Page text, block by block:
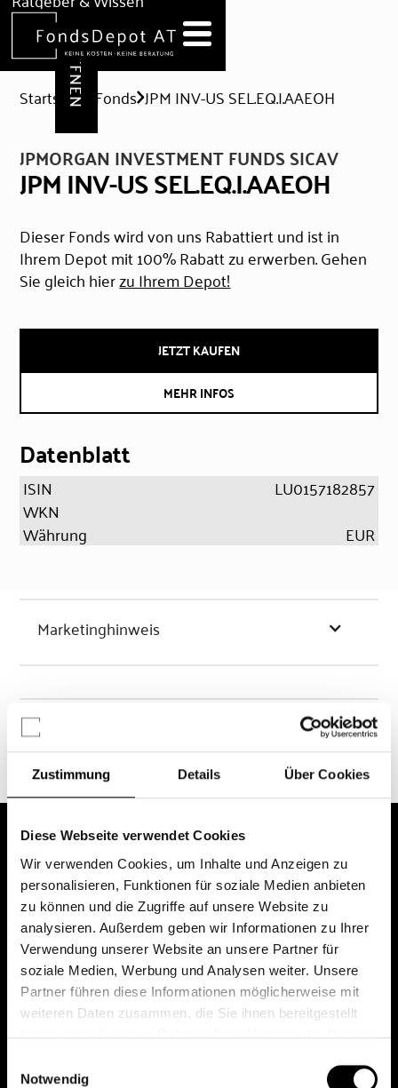
Zustimmung Details Über Cookies
Diese Webseite verwendet Cookies
Wir verwenden Cookies, um Inhalte und Anzeigen zu
personalisieren, Funktionen für soziale Medien anbieten
zu können und die Zugriffe auf unsere Website zu
analysieren. Außerdem geben wir Informationen zu Ihrer
Verwendung unserer Website an unsere Partner für
soziale Medien, Werbung und Analysen weiter. Unsere
Partner führen diese Informationen möglicherweise mit
weiteren Daten zusammen, die Sie ihnen bereitgestellt
Notwendig
Hilfe & Formulare
DEPOT ERÖFFNEN
Startseite Fonds JPM INV-US SEL.EQ.I.AAEOH
JPMORGAN INVESTMENT FUNDS SICAV
JPM INV-US SEL.EQ.I.AAEOH
Dieser Fonds wird von uns Rabattiert und ist in
Ihrem Depot mit 100% Rabatt zu erwerben. Gehen
Sie gleich hierzu Ihrem Depot!
JETZT KAUFEN
MEHR INFOS
Datenblatt
ISIN
LU0157182857
WKN
Währung
EUR
Marketinghinweis
Chancen & Risiken
Das erste Depot in Österreich mit 0€ Kontoführung,
0€ Ausgabeaufschlag und 0€ Depotgebühren bei
knapp 2000 Fonds und 0€ Orderspesen.